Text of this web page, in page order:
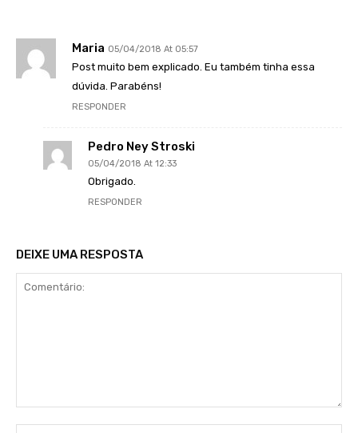
Maria 05/04/2018 At 05:57
Post muito bem explicado. Eu também tinha essa
dúvida. Parabéns!
RESPONDER
Pedro Ney Stroski
05/04/2018 At 12:33
Obrigado.
RESPONDER
DEIXE UMA RESPOSTA